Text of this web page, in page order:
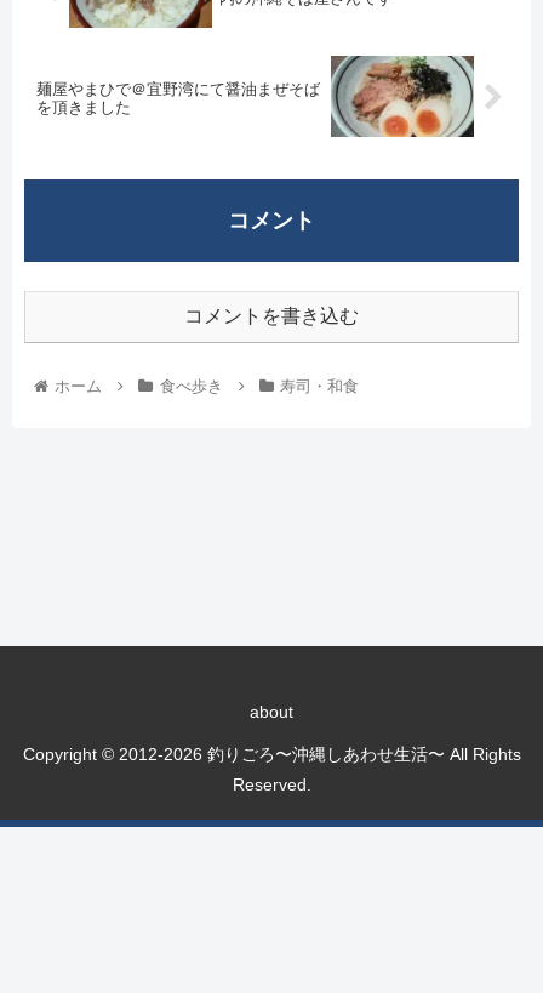
麺屋やまひで＠宜野湾にて醤油まぜそば
を頂きました
コメント
コメントを書き込む
ホーム 食べ歩き 寿司・和食
about
Copyright © 2012-2026 釣りごろ〜沖縄しあわせ生活〜 All Rights
Reserved.